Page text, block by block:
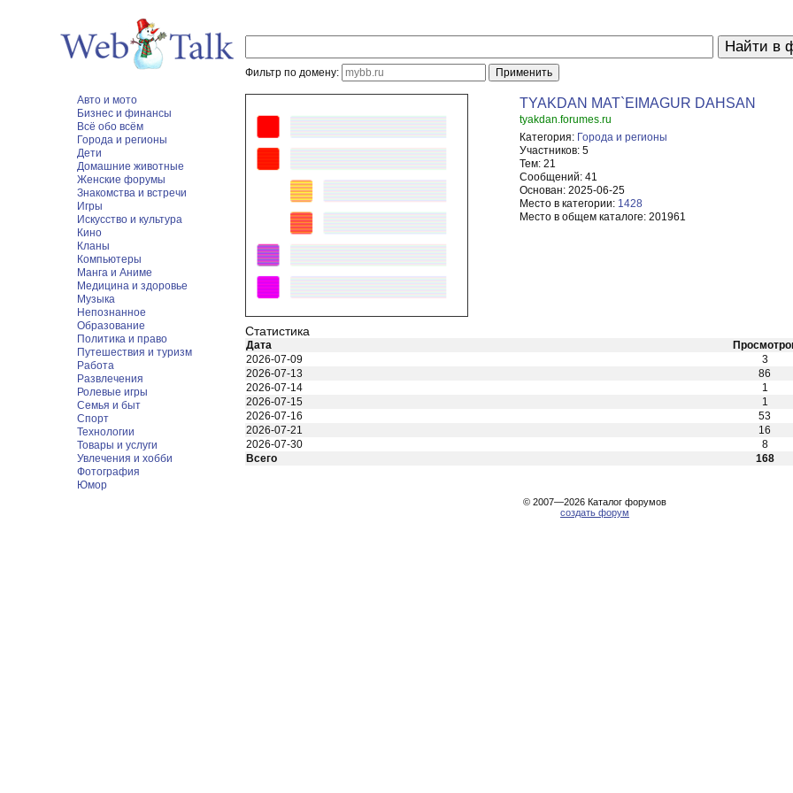
Фильтр по домену:
Авто и мото
Бизнес и финансы
Всё обо всём
Города и регионы
Дети
Домашние животные
Женские форумы
Знакомства и встречи
Игры
Искусство и культура
Кино
Кланы
Компьютеры
Манга и Аниме
Медицина и здоровье
Музыка
Непознанное
Образование
Политика и право
Путешествия и туризм
Работа
Развлечения
Ролевые игры
Семья и быт
Спорт
Технологии
Товары и услуги
Увлечения и хобби
Фотография
Юмор
TYAKDAN MAT`EIMAGUR DAHSAN
tyakdan.forumes.ru
Категория: Города и регионы
Участников: 5
Тем: 21
Сообщений: 41
Основан: 2025-06-25
Место в категории: 1428
Место в общем каталоге: 201961
Статистика
Дата
2026-07-09
3
2026-07-13
86
2026-07-14
1
2026-07-15
1
2026-07-16
53
2026-07-21
16
2026-07-30
8
Всего
168
© 2007—2026 Каталог форумов
создать форум